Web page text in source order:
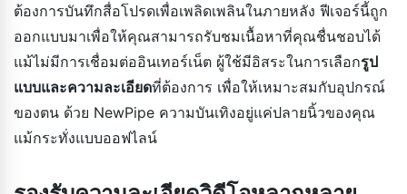
ต้องการบันทึกสื่อโปรดเพื่อเพลิดเพลินในภายหลัง ฟีเจอร์นี้ถูก
ออกแบบมาเพื่อให้คุณสามารถรับชมเนื้อหาที่คุณชื่นชอบได้
แม้ไม่มีการเชื่อมต่ออินเทอร์เน็ต ผู้ใช้มีอิสระในการเลือกรูป
แบบและความละเอียดที่ต้องการ เพื่อให้เหมาะสมกับอุปกรณ์
ของตน ด้วย NewPipe ความบันเทิงอยู่แค่ปลายนิ้วของคุณ
แม้กระทั่งแบบออฟไลน์